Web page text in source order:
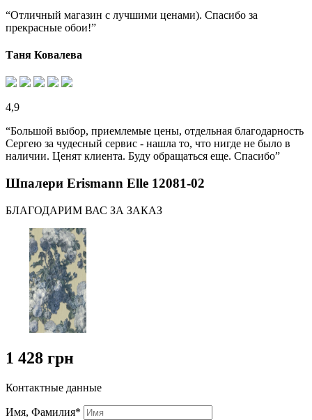
“Отличный магазин с лучшими ценами). Спасибо за
прекрасные обои!”
Таня Ковалева
4,9
“Большой выбор, приемлемые цены, отдельная благодарность
Сергею за чудесный сервис - нашла то, что нигде не было в
наличии. Ценят клиента. Буду обращаться еще. Спасибо”
Шпалери Erismann Elle 12081-02
БЛАГОДАРИМ ВАС ЗА ЗАКАЗ
1 428 грн
Контактные данные
Имя, Фамилия*